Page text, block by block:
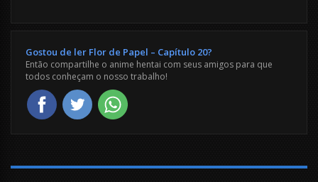
Gostou de ler Flor de Papel – Capítulo 20?
Então compartilhe o anime hentai com seus amigos para que
todos conheçam o nosso trabalho!